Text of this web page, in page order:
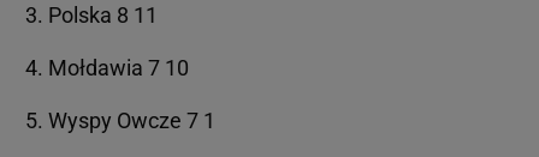
Polska 8 11
Mołdawia 7 10
Wyspy Owcze 7 1